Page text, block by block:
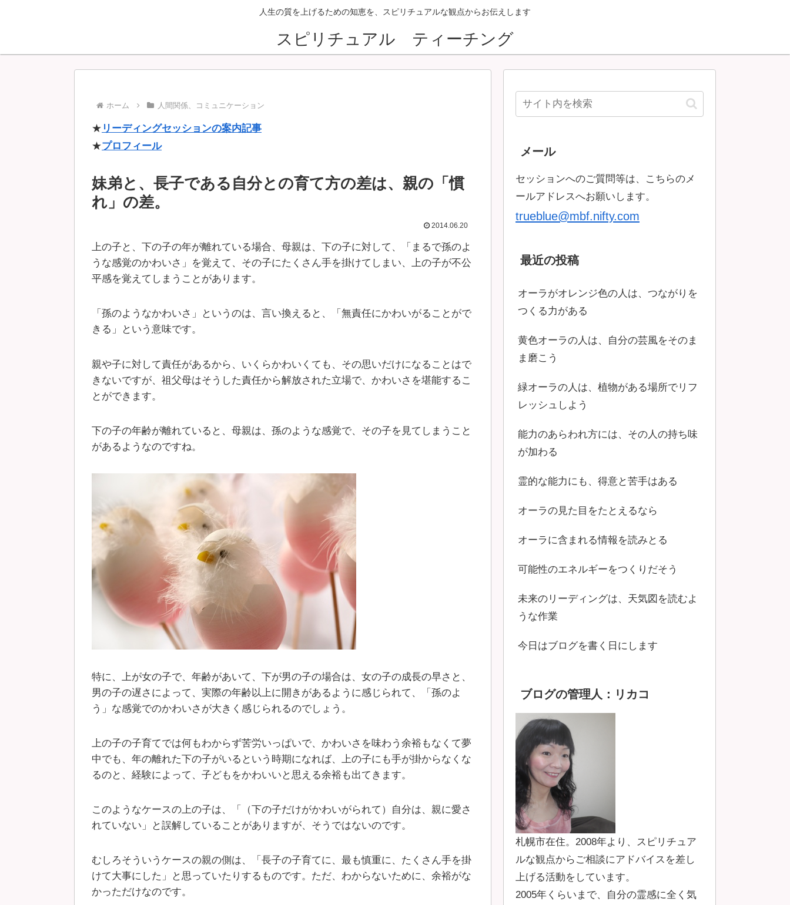
人生の質を上げるための知恵を、スピリチュアルな観点からお伝えします
スピリチュアル ティーチング
ホーム 人間関係、コミュニケーション
★ リーディングセッションの案内記事
★プロフィール
妹弟と、長子である自分との育て方の差は、親の「慣
れ」の差。
2014.06.20
上の子と、下の子の年が離れている場合、母親は、下の子に対して、「まるで孫のよ
うな感覚のかわいさ」を覚えて、その子にたくさん手を掛けてしまい、上の子が不公
平感を覚えてしまうことがあります。
「孫のようなかわいさ」というのは、言い換えると、「無責任にかわいがることがで
きる」という意味です。
親や子に対して責任があるから、いくらかわいくても、その思いだけになることはで
きないですが、祖父母はそうした責任から解放された立場で、かわいさを堪能するこ
とができます。
下の子の年齢が離れていると、母親は、孫のような感覚で、その子を見てしまうこと
があるようなのですね。
特に、上が女の子で、年齢があいて、下が男の子の場合は、女の子の成長の早さと、
男の子の遅さによって、実際の年齢以上に開きがあるように感じられて、「孫のよ
う」な感覚でのかわいさが大きく感じられるのでしょう。
上の子の子育てでは何もわからず苦労いっぱいで、かわいさを味わう余裕もなくて夢
中でも、年の離れた下の子がいるという時期になれば、上の子にも手が掛からなくな
るのと、経験によって、子どもをかわいいと思える余裕も出てきます。
このようなケースの上の子は、「（下の子だけがかわいがられて）自分は、親に愛さ
れていない」と誤解していることがありますが、そうではないのです。
むしろそういうケースの親の側は、「長子の子育てに、最も慎重に、たくさん手を掛
けて大事にした」と思っていたりするものです。ただ、わからないために、余裕がな
かっただけなのです。
メール
セッションへのご質問等は、こちらのメ
ールアドレスへお願いします。
trueblue@mbf.nifty.com
最近の投稿
オーラがオレンジ色の人は、つながりを
つくる力がある
黄色オーラの人は、自分の芸風をそのま
ま磨こう
緑オーラの人は、植物がある場所でリフ
レッシュしよう
能力のあらわれ方には、その人の持ち味
が加わる
霊的な能力にも、得意と苦手はある
オーラの見た目をたとえるなら
オーラに含まれる情報を読みとる
可能性のエネルギーをつくりだそう
未来のリーディングは、天気図を読むよ
うな作業
今日はブログを書く日にします
ブログの管理人：リカコ
札幌市在住。2008年より、スピリチュア
ルな観点からご相談にアドバイスを差し
上げる活動をしています。
2005年くらいまで、自分の霊感に全く気